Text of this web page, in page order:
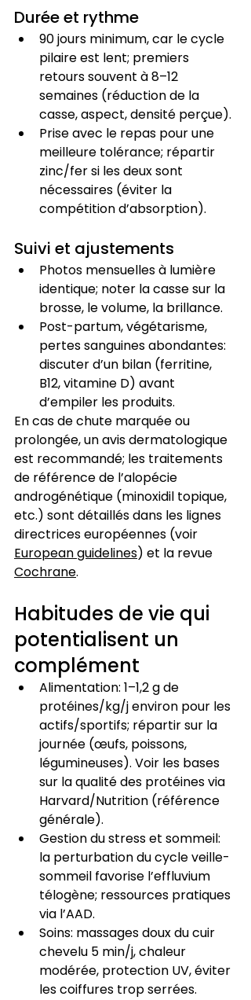
Durée et rythme
90 jours minimum, car le cycle
pilaire est lent; premiers
retours souvent à 8–12
semaines (réduction de la
casse, aspect, densité perçue).
Prise avec le repas pour une
meilleure tolérance; répartir
zinc/fer si les deux sont
nécessaires (éviter la
compétition d’absorption).
Suivi et ajustements
Photos mensuelles à lumière
identique; noter la casse sur la
brosse, le volume, la brillance.
Post-partum, végétarisme,
pertes sanguines abondantes:
discuter d’un bilan (ferritine,
B12, vitamine D) avant
d’empiler les produits.
En cas de chute marquée ou
prolongée, un avis dermatologique
est recommandé; les traitements
de référence de l’alopécie
androgénétique (minoxidil topique,
etc.) sont détaillés dans les lignes
directrices européennes (voir
European guidelines) et la revue
Cochrane.
Habitudes de vie qui
potentialisent un
complément
Alimentation: 1–1,2 g de
protéines/kg/j environ pour les
actifs/sportifs; répartir sur la
journée (œufs, poissons,
légumineuses). Voir les bases
sur la qualité des protéines via
Harvard/Nutrition (référence
générale).
Gestion du stress et sommeil:
la perturbation du cycle veille-
sommeil favorise l’effluvium
télogène; ressources pratiques
via l’AAD.
Soins: massages doux du cuir
chevelu 5 min/j, chaleur
modérée, protection UV, éviter
les coiffures trop serrées.